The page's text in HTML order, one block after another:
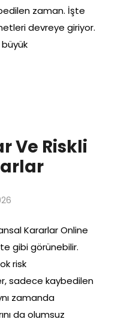
zaman. İşte
devreye giriyor.
Ve Riskli
Kararlar Online
gibi görünebilir.
risk
sadece kaybedilen
zamanda
da olumsuz